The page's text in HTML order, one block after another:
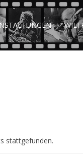
stattgefunden.